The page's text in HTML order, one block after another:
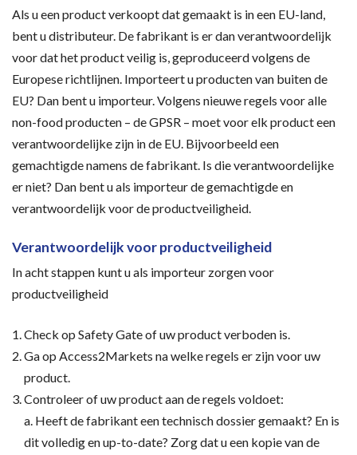
Als u een product verkoopt dat gemaakt is in een EU-land,
bent u distributeur. De fabrikant is er dan verantwoordelijk
voor dat het product veilig is, geproduceerd volgens de
Europese richtlijnen. Importeert u producten van buiten de
EU? Dan bent u importeur. Volgens nieuwe regels voor alle
non-food producten – de GPSR – moet voor elk product een
verantwoordelijke zijn in de EU. Bijvoorbeeld een
gemachtigde namens de fabrikant. Is die verantwoordelijke
er niet? Dan bent u als importeur de gemachtigde en
verantwoordelijk voor de productveiligheid.
Verantwoordelijk voor productveiligheid
In acht stappen kunt u als importeur zorgen voor
productveiligheid
Check op Safety Gate of uw product verboden is.
Ga op Access2Markets na welke regels er zijn voor uw
product.
Controleer of uw product aan de regels voldoet:
a. Heeft de fabrikant een technisch dossier gemaakt? En is
dit volledig en up-to-date? Zorg dat u een kopie van de